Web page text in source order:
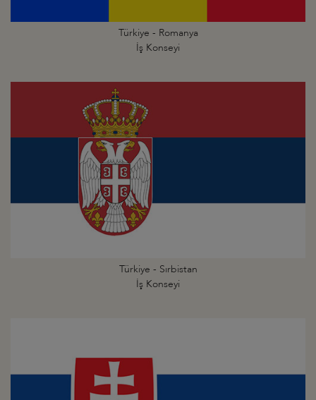
Türkiye - Romanya
İş Konseyi
Türkiye - Sırbistan
İş Konseyi